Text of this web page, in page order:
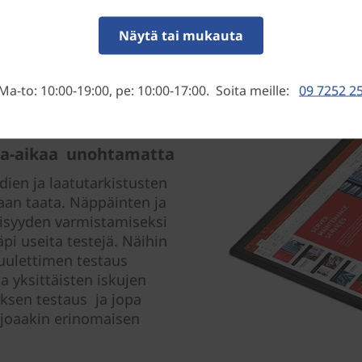
aikaa unohtamatta
ja laatutarkistusten
taata. Näppäinten ja
varmistamiseksi
useita testejä. Näihin
testaus
yksittäisten iskujen
testaus ja jopa
erinomaisen
Näytä tai mukauta
to: 10:00-19:00, pe: 10:00-17:00. Soita meille: 09 7252